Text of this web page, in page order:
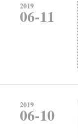
2019
06-11
2019
06-10